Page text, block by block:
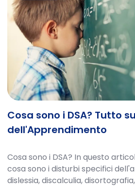
Cosa sono i DSA? Tutto
dell'Apprendimento
Cosa sono i DSA? In questo
cosa sono i disturbi specifici
dislessia, discalculia,